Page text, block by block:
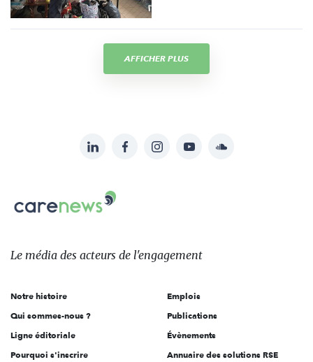
AFFICHER PLUS
sur:
LinkedInFacebookInstagramYouTubeSoundcloud
Carenews,
Le
des
l'engagement
Le média des acteurs de l'engagement
Notre histoire
Qui sommes-nous ?
Ligne éditoriale
Pourquoi s'inscrire
Emplois
Publications
Évènements
Annuaire des solutions RSE